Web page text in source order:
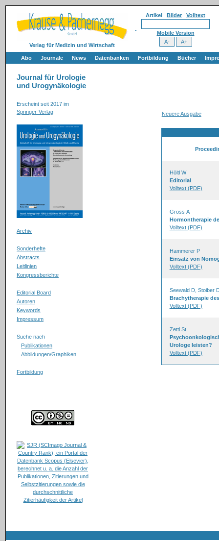
Verlag für Medizin und Wirtschaft
Artikel Bilder Volltext
Mobile Version
Abo Journale News Datenbanken Fortbildung Bücher
Journal für Urologie
und Urogynäkologie
Erscheint seit 2017 im
Springer-Verlag
Archiv
Sonderhefte
Abstracts
Leitlinien
Kongressberichte
Editorial Board
Autoren
Keywords
Impressum
Suche nach
Publikationen
Abbildungen/Graphiken
Fortbildung
Neuere Ausgabe
Höltl W
Editorial
Volltext (PDF)
Gross A
Hormontherapie
Volltext (PDF)
Hammerer P
Einsatz von
Volltext (PDF)
Seewald D, Stoiber
Brachytherapie
Volltext (PDF)
Zettl St
Urologe leisten?
Volltext (PDF)